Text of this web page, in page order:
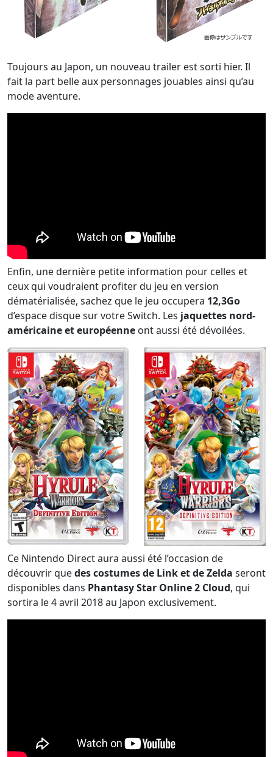
Toujours au Japon, un nouveau trailer est sorti hier. Il
fait la part belle aux personnages jouables ainsi qu’au
mode aventure.
Enfin, une dernière petite information pour celles et
ceux qui voudraient profiter du jeu en version
dématérialisée, sachez que le jeu occupera 12,3Go
d’espace disque sur votre Switch. Les jaquettes nord-
américaine et européenne ont aussi été dévoilées.
Ce Nintendo Direct aura aussi été l’occasion de
découvrir quedes costumes de Link et de Zelda seront
disponibles dans Phantasy Star Online 2 Cloud, qui
sortira le 4 avril 2018 au Japon exclusivement.